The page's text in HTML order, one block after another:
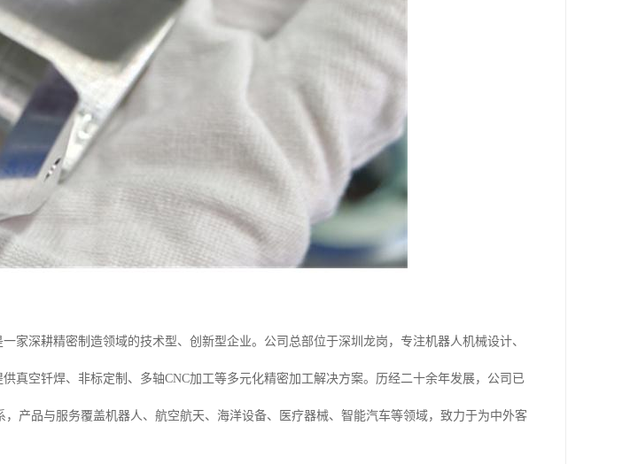
家深耕精密制造领域的技术型、创新型企业。公司总部位于深圳龙岗，专注机器人机械设计、
真空钎焊、非标定制、多轴CNC加工等多元化精密加工解决方案。历经二十余年发展，公司已
产品与服务覆盖机器人、航空航天、海洋设备、医疗器械、智能汽车等领域，致力于为中外客